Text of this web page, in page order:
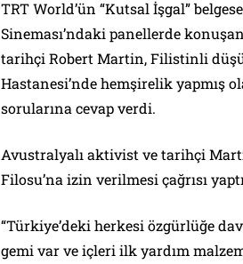
TRT World’ün “Kutsal İşgal”
Sineması’ndaki panellerde
tarihçi Robert Martin, Filistinli
Hastanesi’nde hemşirelik yapmış
sorularına cevap verdi.
Avustralyalı aktivist ve tarihçi
Filosu’na izin verilmesi çağrısı
“Türkiye’deki herkesi özgürlüğe
gemi var ve içleri ilk yardım